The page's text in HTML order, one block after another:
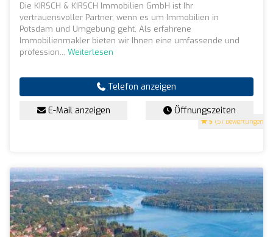
5 (51 Bewertungen)
Die KIRSCH & KIRSCH Immobilien GmbH ist Ihr
vertrauensvoller Partner, wenn es um Immobilien in
Potsdam und Umgebung geht. Als erfahrene
Immobilienmakler bieten wir Ihnen eine umfassende und
profession... Weiterlesen
Telefon anzeigen
E-Mail anzeigen Öffnungszeiten